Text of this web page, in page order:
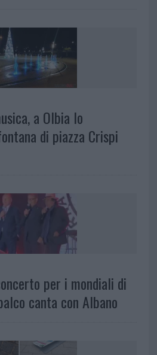
a Olbia lo
di piazza Crispi
per i mondiali di
canta con Albano